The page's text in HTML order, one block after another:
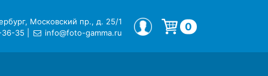
Московский пр., д. 25/1
36-35
info@foto-gamma.ru
МОЙ ПРОФИЛЬ 0